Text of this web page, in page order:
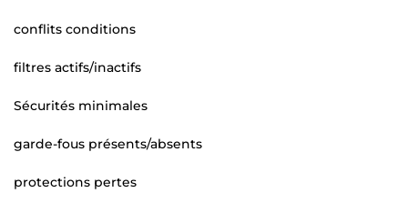
conflits conditions
filtres actifs/inactifs
Sécurités minimales
garde-fous présents/absents
protections pertes